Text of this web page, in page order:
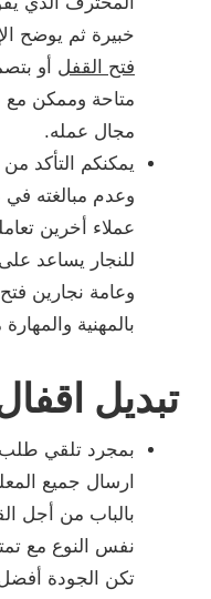
خبيرة ثم يوضح
فتح القفل أو
متاحة وممكن مع
مجال عمله.
يمكنكم التأكد
وعدم مبالغته
عملاء أخرين
للنجار يساعد
وعامة نجارين
بالمهنية
تبديل
بمجرد تلقي طلب
ارسال جميع
بالباب من أجل
نفس النوع مع
تكن الجودة